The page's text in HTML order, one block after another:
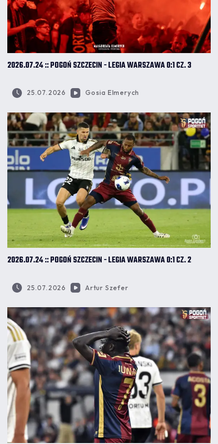
2026.07.24 :: POGOŃ SZCZECIN - LEGIA WARSZAWA 0:1 CZ. 3
25.07.2026 Gosia Elmerych
2026.07.24 :: POGOŃ SZCZECIN - LEGIA WARSZAWA 0:1 CZ. 2
25.07.2026 Artur Szefer